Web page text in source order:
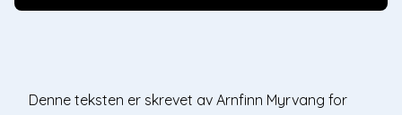
Denne teksten er skrevet av Arnfinn Myrvang for